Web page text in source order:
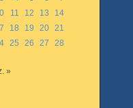
11 12 13
14
18 19 20 21
25 26 27
28
»